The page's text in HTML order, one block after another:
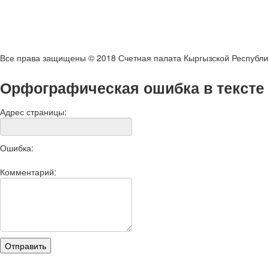
Все права защищены © 2018 Счетная палата Кыргызской
Орфографическая ошибка в тексте
Адрес страницы:
Ошибка:
Комментарий: